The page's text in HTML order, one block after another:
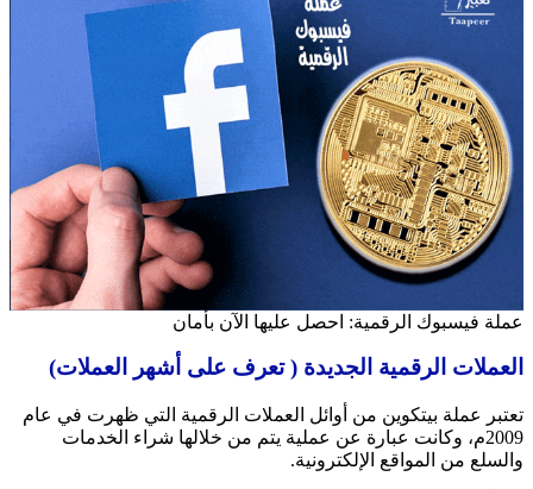
عملة فيسبوك الرقمية: احصل عليها الآن بأمان
العملات الرقمية الجديدة ( تعرف على أشهر العملات)
تعتبر عملة بيتكوين من أوائل العملات الرقمية التي ظهرت في عام
2009م، وكانت عبارة عن عملية يتم من خلالها شراء الخدمات
والسلع من المواقع الإلكترونية.